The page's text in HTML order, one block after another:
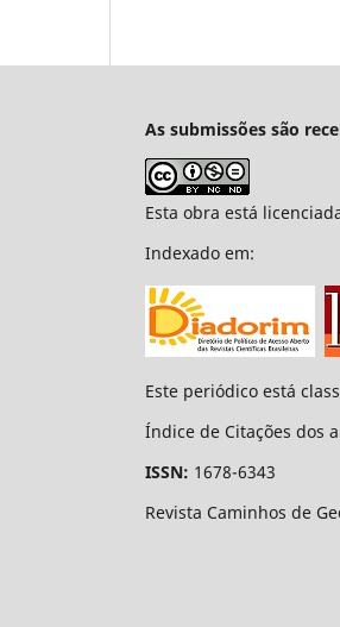
As submissões são
Esta obra está
Indexado em:
Este periódico está
Índice de Citações dos
ISSN: 1678-6343
Revista Caminhos de